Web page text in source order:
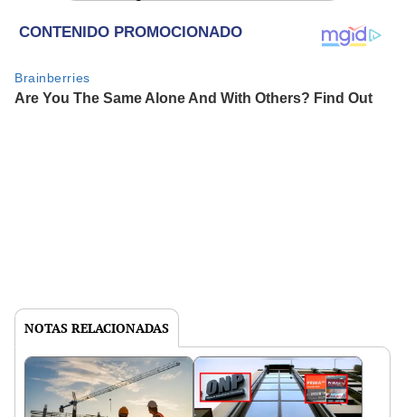
NOTAS RELACIONADAS